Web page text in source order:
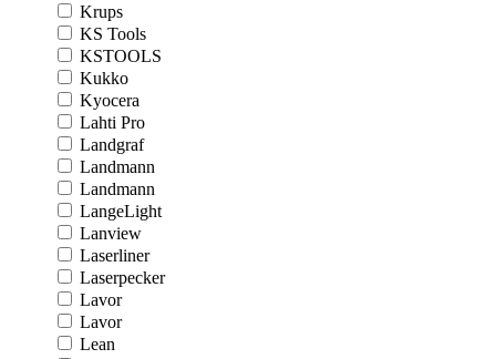
Krups
KS Tools
KSTOOLS
Kukko
Kyocera
Lahti Pro
Landgraf
Landmann
Landmann
LangeLight
Lanview
Laserliner
Laserpecker
Lavor
Lavor
Lean